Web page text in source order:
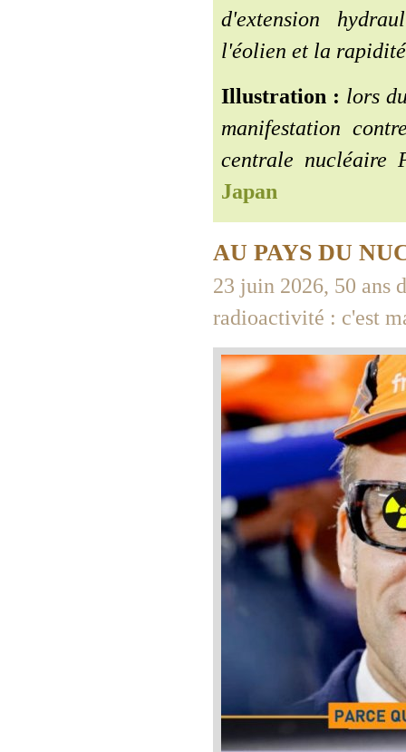
d'extension
l'éolien et la
Illustration : lors
manifestation
centrale
Japan
AU PAYS DU
23 juin 2026, 50 ans
radioactivité : c'est